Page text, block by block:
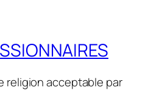
religion acceptable par